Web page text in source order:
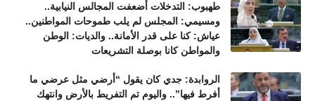
طهبوب: التدخلات أضعفت المجالس النيابية..
ومسيمي: المجلس لم يلب طموحات المواطنين..
عياش: كنا على قدر الأمانة.. والديات: الوطن
والمواطن كانا بوصلة التشريعات
الروابدة: جدي كان يقول “أرضي مثل عرضي ما
أفرط فيها”.. واليوم تم التفريط بالأرض وانتهك